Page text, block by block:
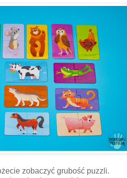
zobaczyć grubość puzzli.